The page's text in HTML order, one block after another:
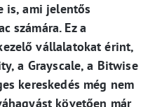
is, ami jelentős
számára. Ez a
vállalatokat érint,
a Grayscale, a Bitwise
kereskedés még nem
követően már